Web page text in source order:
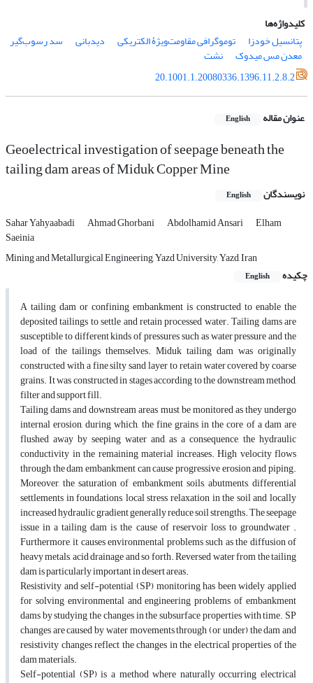
کلیدواژه‌ها
پتانسیل خودزا
توموگرافی مقاومت‌ویژۀ الکتریکی دید‌بانی سد رسوب‌گیر
معدن مس میدوک
نشت
20.1001.1.20080336.1396.11.2.8.2
عنوان مقاله English
Geoelectrical investigation of seepage beneath the
tailing dam areas of Miduk Copper Mine
نویسندگان English
Sahar Yahyaabadi Ahmad Ghorbani Abdolhamid Ansari Elham
Saeinia
Mining and Metallurgical Engineering, Yazd University, Yazd, Iran
چکیده
English
A tailing dam or confining embankment is constructed to enable the
deposited tailings to settle and retain processed water. Tailing dams are
susceptible to different kinds of pressures such as water pressure and the
load of the tailings themselves. Miduk tailing dam was originally
constructed with a fine silty sand layer to retain water covered by coarse
grains. It was constructed in stages according to the downstream method,
filter and support fill.
Tailing dams and downstream areas must be monitored as they undergo
internal erosion, during which, the fine grains in the core of a dam are
flushed away by seeping water and, as a consequence, the hydraulic
conductivity in the remaining material increases. High velocity flows
through the dam embankment can cause progressive erosion and piping.
Moreover, the saturation of embankment soils, abutments, differential
settlements in foundations, local stress relaxation in the soil and locally
increased hydraulic gradient generally reduce soil strengths. The seepage
issue in a tailing dam is the cause of reservoir loss to groundwater .
Furthermore, it causes environmental problems such as the diffusion of
heavy metals, acid drainage and so forth. Reversed water from the tailing
dam is particularly important in desert areas.
Resistivity and self-potential (SP) monitoring has been widely applied
for solving environmental and engineering problems of embankment
dams by studying the changes in the subsurface properties with time. SP
changes are caused by water movements through (or under) the dam and
resistivity changes reflect the changes in the electrical properties of the
dam materials.
Self-potential (SP) is a method where naturally occurring electrical